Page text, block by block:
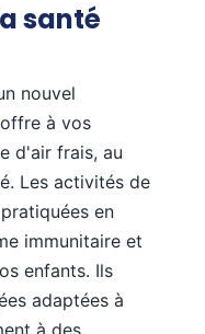
santé
nouvel
à vos
d'air frais, au
Les activités de
en
immunitaire et
enfants. Ils
adaptées à